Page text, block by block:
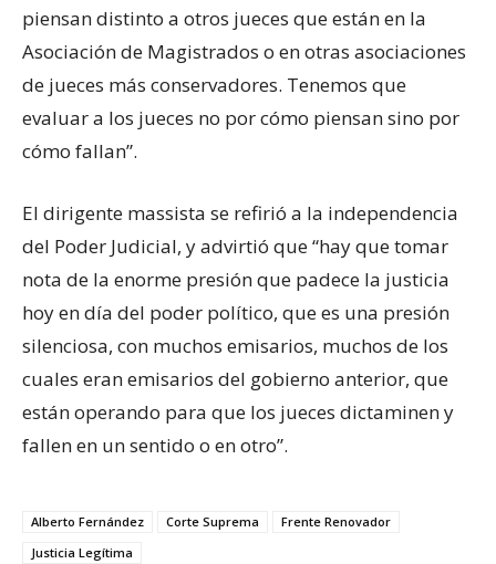
piensan distinto a otros jueces que están en la
Asociación de Magistrados o en otras asociaciones
de jueces más conservadores. Tenemos que
evaluar a los jueces no por cómo piensan sino por
cómo fallan”.
El dirigente massista se refirió a la independencia
del Poder Judicial, y advirtió que “hay que tomar
nota de la enorme presión que padece la justicia
hoy en día del poder político, que es una presión
silenciosa, con muchos emisarios, muchos de los
cuales eran emisarios del gobierno anterior, que
están operando para que los jueces dictaminen y
fallen en un sentido o en otro”.
Alberto Fernández Corte Suprema
Frente Renovador
Justicia Legítima